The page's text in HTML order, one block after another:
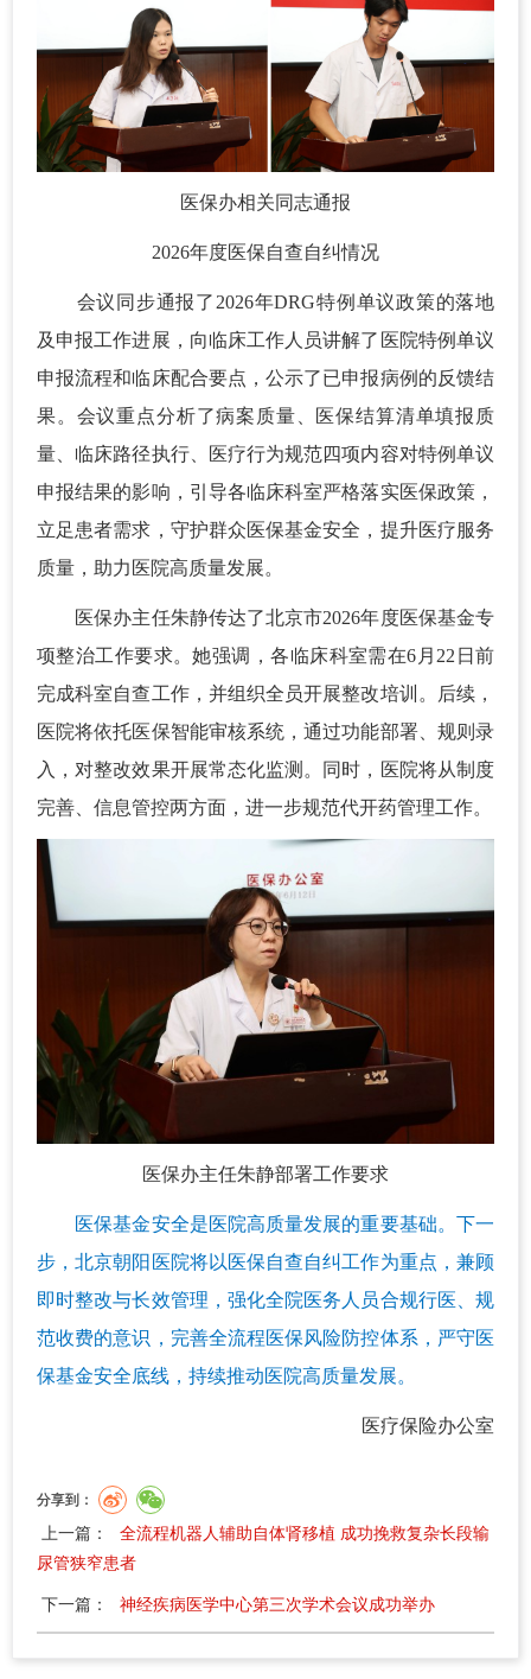
医保办相关同志通报
2026年度医保自查自纠情况
会议同步通报了2026年DRG特例单议政策的落地
及申报工作进展，向临床工作人员讲解了医院特例单议
申报流程和临床配合要点，公示了已申报病例的反馈结
果。会议重点分析了病案质量、医保结算清单填报质
量、临床路径执行、医疗行为规范四项内容对特例单议
申报结果的影响，引导各临床科室严格落实医保政策，
立足患者需求，守护群众医保基金安全，提升医疗服务
质量，助力医院高质量发展。
医保办主任朱静传达了北京市2026年度医保基金专
项整治工作要求。她强调，各临床科室需在6月22日前
完成科室自查工作，并组织全员开展整改培训。后续，
医院将依托医保智能审核系统，通过功能部署、规则录
入，对整改效果开展常态化监测。同时，医院将从制度
完善、信息管控两方面，进一步规范代开药管理工作。
医保办主任朱静部署工作要求
医保基金安全是医院高质量发展的重要基础。下一
步，北京朝阳医院将以医保自查自纠工作为重点，兼顾
即时整改与长效管理，强化全院医务人员合规行医、规
范收费的意识，完善全流程医保风险防控体系，严守医
保基金安全底线，持续推动医院高质量发展。
医疗保险办公室
分享到：
上一篇：
全流程机器人辅助自体肾移植 成功挽救复杂长段输
尿管狭窄患者
下一篇： 神经疾病医学中心第三次学术会议成功举办